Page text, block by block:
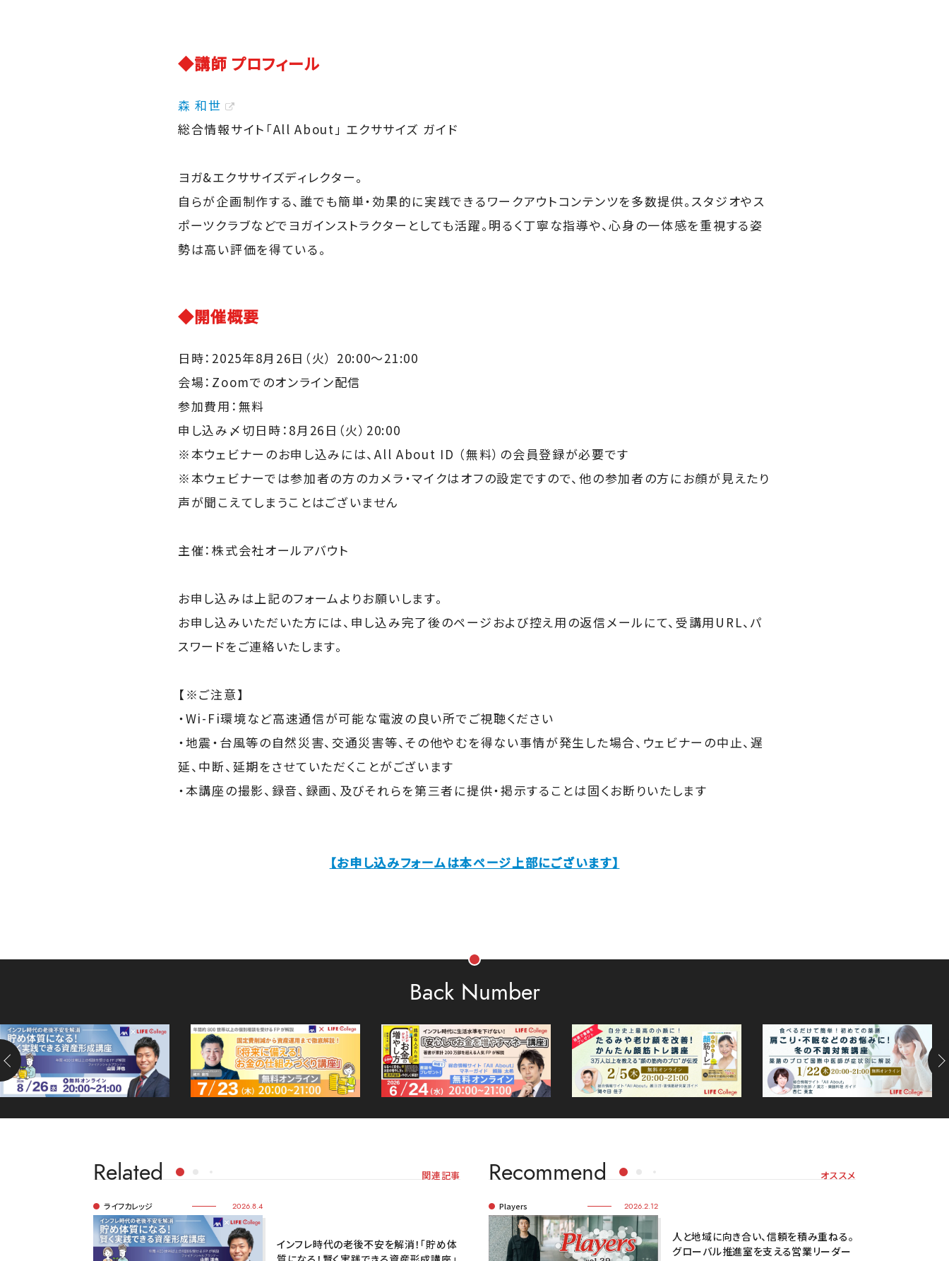
◆講師 プロフィール
森 和世
総合情報サイト「All About」 エクササイズ ガイド
ヨガ&エクササイズディレクター。
自らが企画制作する、誰でも簡単・効果的に実践できるワークアウトコンテンツを多数提供。スタジオやス
ポーツクラブなどでヨガインストラクターとしても活躍。明るく丁寧な指導や、心身の一体感を重視する姿
勢は高い評価を得ている。
◆開催概要
日時：2025年8月26日（火） 20:00～21:00
会場：Zoomでのオンライン配信
参加費用：無料
申し込み〆切日時：8月26日（火）20:00
※本ウェビナーのお申し込みには、All About ID （無料）の会員登録が必要です
※本ウェビナーでは参加者の方のカメラ・マイクはオフの設定ですので、他の参加者の方にお顔が見えたり
声が聞こえてしまうことはございません
主催：株式会社オールアバウト
お申し込みは上記のフォームよりお願いします。
お申し込みいただいた方には、申し込み完了後のページおよび控え用の返信メールにて、受講用URL、パ
スワードをご連絡いたします。
【※ご注意】
・Wi-Fi環境など高速通信が可能な電波の良い所でご視聴ください
・地震・台風等の自然災害、交通災害等、その他やむを得ない事情が発生した場合、ウェビナーの中止、遅
延、中断、延期をさせていただくことがございます
・本講座の撮影、録音、録画、及びそれらを第三者に提供・掲示することは固くお断りいたします
【お申し込みフォームは本ページ上部にございます】
Back Number
Related 関連記事
ライフカレッジ 2026.8.4
インフレ時代の老後不安を解消！「貯め体
Recommend オススメ
Players 2026.2.12
人と地域に向き合い、信頼を積み重ねる。
グローバル推進室を支える営業リーダー